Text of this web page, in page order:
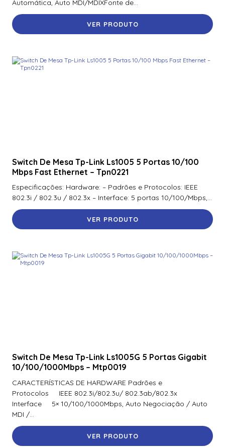
Automática, Auto MDI/MDIXFonte de...
VER PRODUTO
Switch De Mesa Tp-Link Ls1005 5 Portas 10/100
Mbps Fast Ethernet – Tpn0221
Especificações: Hardware: – Padrões e Protocolos: IEEE
802.3i / 802.3u / 802.3x – Interface: 5 portas 10/100/Mbps,...
VER PRODUTO
Switch De Mesa Tp-Link Ls1005G 5 Portas Gigabit
10/100/1000Mbps – Mtp0019
CARACTERÍSTICAS DE HARDWARE Padrões e
Protocolos IEEE 802.3i/802.3u/ 802.3ab/802.3x
Interface 5× 10/100/1000Mbps, Auto Negociação / Auto
MDI /...
VER PRODUTO